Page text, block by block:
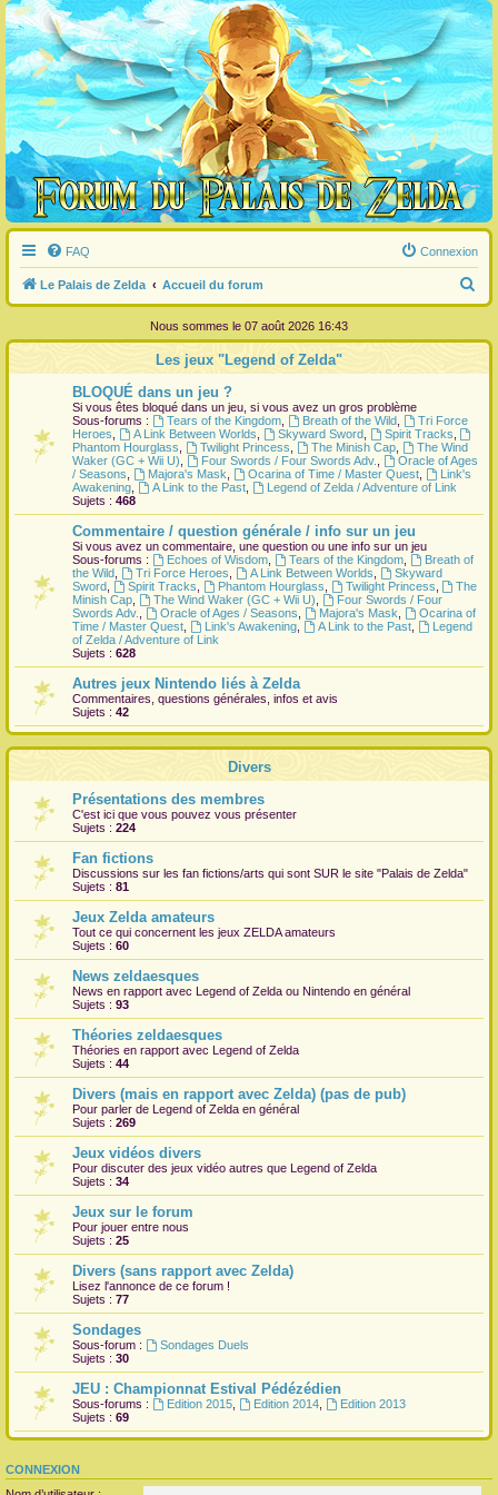
FAQ Connexion
Le Palais de Zelda Accueil du forum
e
c
Nous sommes le 07 août 2026 16:43
Les jeux "Legend of Zelda"
BLOQUÉ dans un jeu ?
Si vous êtes bloqué dans un jeu, si vous avez un gros problème
Sous-forums :
Tears of the Kingdom, Breath of the Wild,
Tri Force
Heroes
A Link Between Worlds Skyward Sword, Spirit Tracks
Phantom Hourglass
Twilight Princess The Minish Cap,
The Wind
Waker (GC + Wii U)
Four Swords / Four Swords Adv.
Oracle of Ages
/ Seasons
Majora's Mask Ocarina of Time / Master Quest,
Link's
Awakening
A Link to the Past,
Legend of Zelda / Adventure of Link
Sujets : 468
Commentaire / question générale / info sur un jeu
Si vous avez un commentaire, une question ou une info sur un jeu
Sous-forums :
Echoes of Wisdom, Tears of the Kingdom,
Breath of
the Wild
Tri Force Heroes A Link Between Worlds
Skyward
Sword
Spirit Tracks Phantom Hourglass Twilight Princess
The
Minish Cap
The Wind Waker (GC + Wii U)
Four Swords / Four
Swords Adv.
Oracle of Ages / Seasons Majora's Mask
Ocarina of
Time / Master Quest
Link's Awakening, A Link to the Past,
Legend
of Zelda / Adventure of Link
Sujets : 628
Autres jeux Nintendo liés à Zelda
Commentaires, questions générales, infos et avis
Sujets : 42
Divers
Présentations des membres
C'est ici que vous pouvez vous présenter
Sujets : 224
Fan fictions
Discussions sur les fan fictions/arts qui sont SUR le site "Palais de Zelda"
Sujets : 81
Jeux Zelda amateurs
Tout ce qui concernent les jeux ZELDA amateurs
Sujets : 60
News zeldaesques
News en rapport avec Legend of Zelda ou Nintendo en général
Sujets : 93
Théories zeldaesques
Théories en rapport avec Legend of Zelda
Sujets : 44
Divers (mais en rapport avec Zelda) (pas de pub)
Pour parler de Legend of Zelda en général
Sujets : 269
Jeux vidéos divers
Pour discuter des jeux vidéo autres que Legend of Zelda
Sujets : 34
Jeux sur le forum
Pour jouer entre nous
Sujets : 25
Divers (sans rapport avec Zelda)
Lisez l'annonce de ce forum !
Sujets : 77
Sondages
Sous-forum :
Sondages Duels
Sujets : 30
JEU : Championnat Estival Pédézédien
Sous-forums : Edition 2015, Edition 2014,
Edition 2013
Sujets : 69
CONNEXION